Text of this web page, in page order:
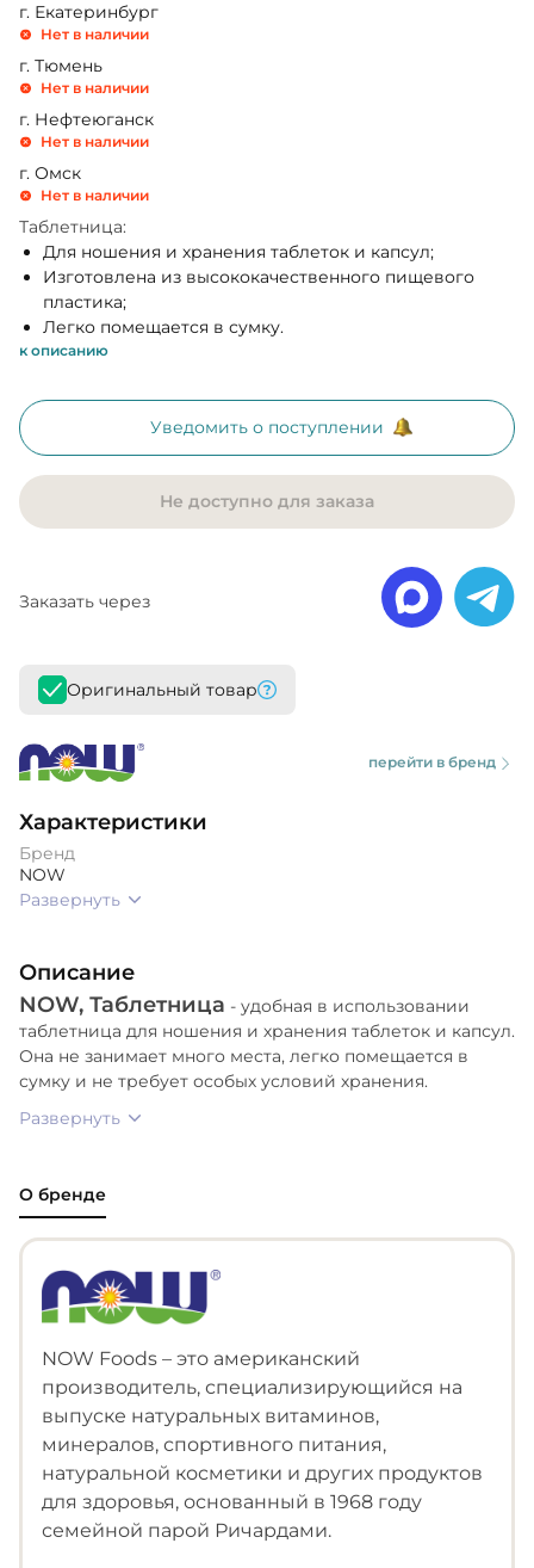
г. Екатеринбург
Нет в наличии
г. Тюмень
Нет в наличии
г. Нефтеюганск
Нет в наличии
г. Омск
Нет в наличии
Таблетница:
Для ношения и хранения таблеток и капсул;
Изготовлена из высококачественного пищевого
пластика;
Легко помещается в сумку.
к описанию
Уведомить о поступлении
Не доступно для заказа
Заказать через
Оригинальный товар
перейти в бренд
Характеристики
Бренд
NOW
Развернуть
Описание
NOW, Таблетница - удобная в использовании
таблетница для ношения и хранения таблеток и капсул.
Она не занимает много места, легко помещается в
сумку и не требует особых условий хранения.
Развернуть
О бренде
NOW Foods – это американский
производитель, специализирующийся на
выпуске натуральных витаминов,
минералов, спортивного питания,
натуральной косметики и других продуктов
для здоровья, основанный в 1968 году
семейной парой Ричардами.